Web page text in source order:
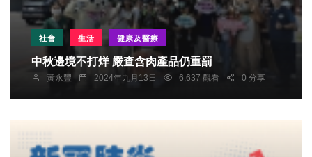
社會 生活 健康及醫療
中秋邊境不打烊 嚴查含肉產品仍重罰
黃永豐 2024年九月13日 6,637 觀看 0 分享